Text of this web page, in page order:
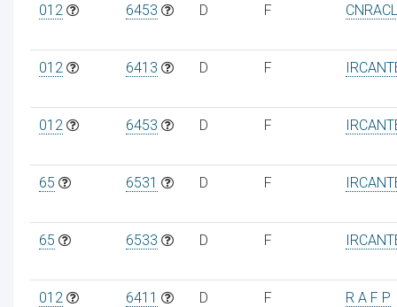
012 6453 D F CNRACL
012 6413 D F
012 6453 D F
65 6531 D F
65 6533 D F
012 6411 D F R A F P